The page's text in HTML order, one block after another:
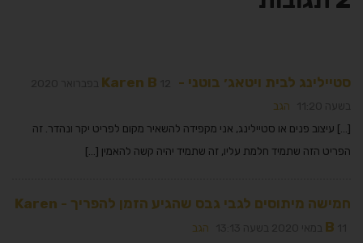
סטיילינג לבית ויטאג׳ בוטני - Karen B
הגב
[…] עיצוב פנים או סטיילינג, אני מקפידה להשאיר מקום לפריט יקר ונהדר. זה
הפריט הזה שתמיד חלמת עליו, זה שתמיד יהיה קשה להאמין […]
חמישה מיתוסים לגבי גבס שהגיע הזמן להפריך - Karen
B
הגב